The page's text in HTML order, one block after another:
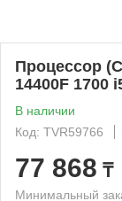
Процессор
14400F 1700
В наличии
Код: TVR59766
77 868 ₸
Минимальный